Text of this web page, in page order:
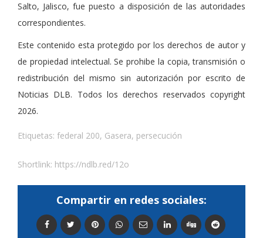
Salto, Jalisco, fue puesto a disposición de las autoridades
correspondientes.
Este contenido esta protegido por los derechos de autor y
de propiedad intelectual. Se prohibe la copia, transmisión o
redistribución del mismo sin autorización por escrito de
Noticias DLB. Todos los derechos reservados copyright
2026.
Etiquetas: federal 200, Gasera, persecución
Shortlink: https://ndlb.red/12o
Compartir en redes sociales: